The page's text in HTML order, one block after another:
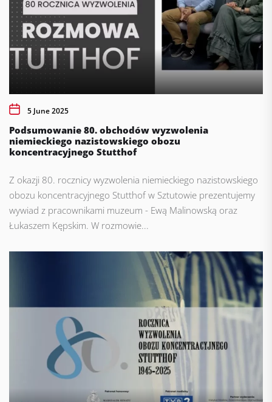
5 June 2025
Podsumowanie 80. obchodów wyzwolenia
niemieckiego nazistowskiego obozu
koncentracyjnego Stutthof
Z okazji 80. rocznicy wyzwolenia niemieckiego nazistowskiego
obozu koncentracyjnego Stutthof w Sztutowie prezentujemy
wywiad z pracownikami muzeum - Ewą Malinowską oraz
Łukaszem Kępskim. W rozmowie...